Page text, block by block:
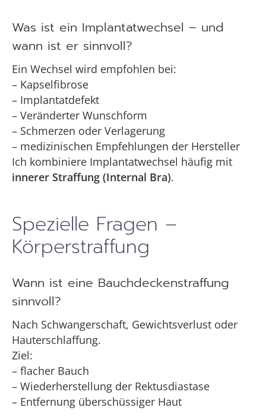
Was ist ein Implantatwechsel – und
wann ist er sinnvoll?
Ein Wechsel wird empfohlen bei:
– Kapselfibrose
– Implantatdefekt
– Veränderter Wunschform
– Schmerzen oder Verlagerung
– medizinischen Empfehlungen der Hersteller
Ich kombiniere Implantatwechsel häufig mit
innerer Straffung (Internal Bra).
Spezielle Fragen –
Körperstraffung
Wann ist eine Bauchdeckenstraffung
sinnvoll?
Nach Schwangerschaft, Gewichtsverlust oder
Hauterschlaffung.
Ziel:
– flacher Bauch
– Wiederherstellung der Rektusdiastase
– Entfernung überschüssiger Haut